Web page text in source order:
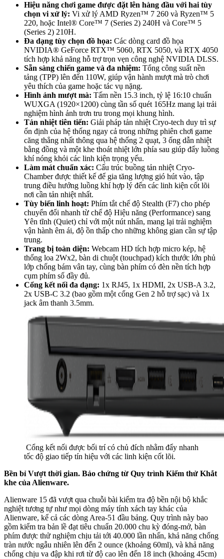
Hiệu năng chơi game được đặt lên hàng đầu với hai tùy
chọn vi xử lý: Vi xử lý AMD Ryzen™ 7 260 và Ryzen™ 5
220, hoặc Intel® Core™ 7 (Series 2) 240H và Core™ 5
(Series 2) 210H.
Đa dạng tùy chọn đồ họa: Các dòng card đồ họa
NVIDIA® GeForce RTX™ 5060, RTX 5050, và RTX 4050
tích hợp khả năng hỗ trợ trọn vẹn công nghệ NVIDIA DLSS.
Sẵn sàng chiến game và đa nhiệm: Tổng công suất nền
tảng (TPP) lên đến 110W, giúp vận hành mượt mà trò chơi
yêu thích của game hoặc tác vụ nặng.
Hình ảnh mượt mà: Tấm nền 15.3 inch, tỷ lệ 16:10 chuẩn
WUXGA (1920×1200) cùng tần số quét 165Hz mang lại trải
nghiệm hình ảnh trơn tru trong mọi khung hình.
Tản nhiệt tiên tiến: Giải pháp tản nhiệt Cryo-tech duy trì sự
ổn định của hệ thống ngay cả trong những phiên chơi game
căng thẳng nhất thông qua hệ thống 2 quạt, 3 ống dẫn nhiệt
bằng đồng và một khe thoát nhiệt lớn phía sau giúp đẩy luồng
khí nóng khỏi các linh kiện trọng yếu.
Làm mát chuẩn xác: Cấu trúc buồng tản nhiệt Cryo-
Chamber được thiết kế để gia tăng lượng gió hút vào, tập
trung điều hướng luồng khí hợp lý đến các linh kiện cốt lõi
nơi cần tản nhiệt nhất.
Tùy biến linh hoạt: Phím tắt chế độ Stealth (F7) cho phép
chuyển đổi nhanh từ chế độ Hiệu năng (Performance) sang
Yên tĩnh (Quiet) chỉ với một nút nhấn, mang lại trải nghiệm
vận hành êm ái, độ ồn thấp cho những không gian cần sự tập
trung.
Trang bị toàn diện: Webcam HD tích hợp micro kép, hệ
thống loa 2Wx2, bàn di chuột (touchpad) kích thước lớn phủ
lớp chống bám vân tay, cùng bàn phím có đèn nền tích hợp
cụm phím số đầy đủ.
Cổng kết nối đa dạng: 1x RJ45, 1x HDMI, 2x USB-A 3.2,
2x USB-C 3.2 (bao gồm một cổng Gen 2 hỗ trợ sạc) và 1x
jack âm thanh 3.5mm.
Cổng kết nối được bối trí có chủ đích nhằm đẩy nhanh
tốc độ giao tiếp tín hiệu với các linh kiện cốt lõi.
Bền bỉ Vượt thời gian. Bảo chứng từ Quy trình Kiểm thử Khắt
khe của Alienware.
Alienware 15 đã vượt qua chuỗi bài kiểm tra độ bền nội bộ khắc
nghiệt tương tự như mọi dòng máy tính xách tay khác của
Alienware, kể cả các dòng Area-51 đầu bảng. Quy trình này bao
gồm kiểm tra bản lề đạt tiêu chuẩn 20.000 chu kỳ đóng-mở, bàn
phím được thử nghiệm chịu tải tới 40.000 lần nhấn, khả năng chống
tràn nước ngẫu nhiên lên đến 2 ounce (khoảng 60ml), và khả năng
chống chịu va đập khi rơi từ độ cao lên đến 18 inch (khoảng 45cm)